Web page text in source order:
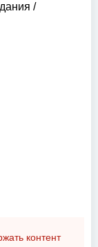
/
контент